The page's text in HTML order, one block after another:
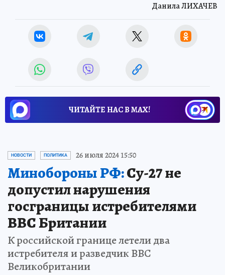
Данила ЛИХАЧЕВ
ЧИТАЙТЕ НАС В МАХ!
НОВОСТИ ПОЛИТИКА 26 июля 2024 15:50
Минобороны РФ:Су-27 не
допустил нарушения
госграницы истребителями
ВВС Британии
К российской границе летели два
истребителя и разведчик ВВС
Великобритании